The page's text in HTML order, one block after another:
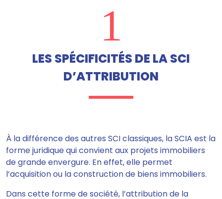
1
LES SPÉCIFICITÉS DE LA SCI
D’ATTRIBUTION
À la différence des autres SCI classiques, la SCIA est la
forme juridique qui convient aux projets immobiliers
de grande envergure. En effet, elle permet
l’acquisition ou la construction de biens immobiliers.
Dans cette forme de société, l’attribution de la